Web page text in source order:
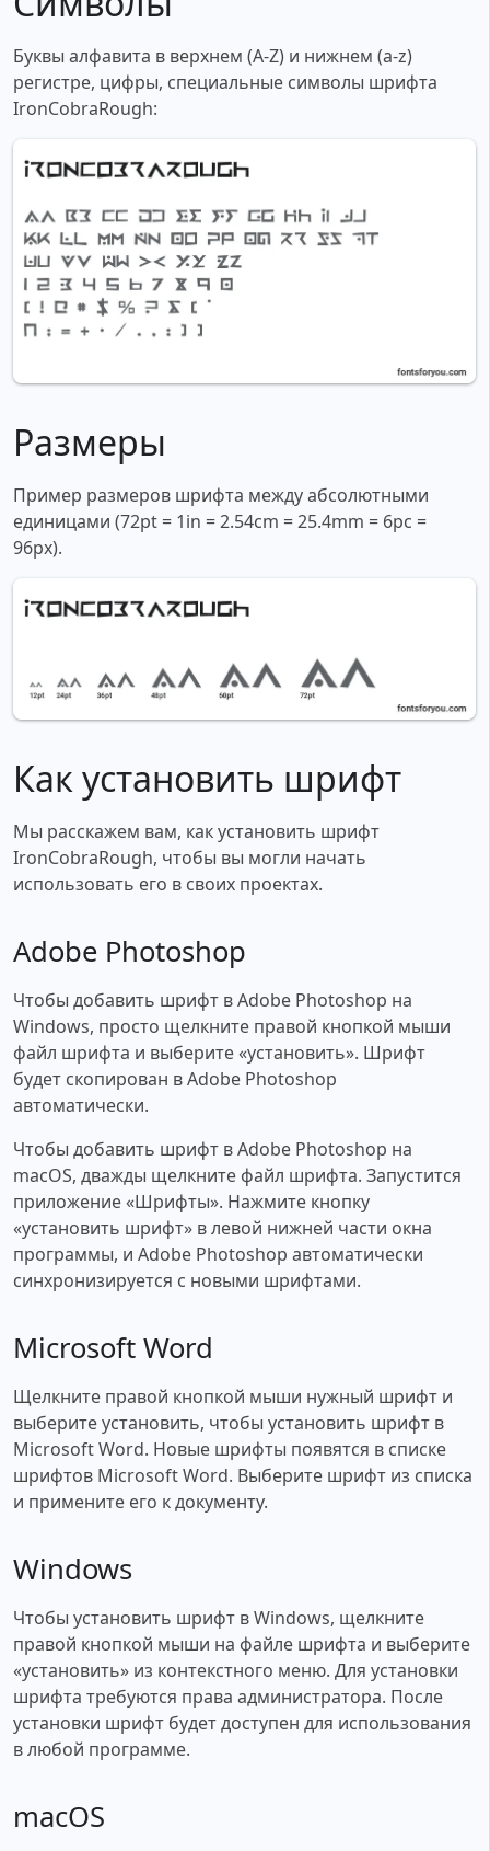
Буквы алфавита в верхнем (A-Z) и нижнем (a-z)
регистре, цифры, специальные символы шрифта
IronCobraRough:
Размеры
Пример размеров шрифта между абсолютными
единицами (72pt = 1in = 2.54cm = 25.4mm = 6pc =
96px).
Как установить шрифт
Мы расскажем вам, как установить шрифт
IronCobraRough, чтобы вы могли начать
использовать его в своих проектах.
Adobe Photoshop
Чтобы добавить шрифт в Adobe Photoshop на
Windows, просто щелкните правой кнопкой мыши
файл шрифта и выберите «установить». Шрифт
будет скопирован в Adobe Photoshop
автоматически.
Чтобы добавить шрифт в Adobe Photoshop на
macOS, дважды щелкните файл шрифта. Запустится
приложение «Шрифты». Нажмите кнопку
«установить шрифт» в левой нижней части окна
программы, и Adobe Photoshop автоматически
синхронизируется с новыми шрифтами.
Microsoft Word
Щелкните правой кнопкой мыши нужный шрифт и
выберите установить, чтобы установить шрифт в
Microsoft Word. Новые шрифты появятся в списке
шрифтов Microsoft Word. Выберите шрифт из списка
и примените его к документу.
Windows
Чтобы установить шрифт в Windows, щелкните
правой кнопкой мыши на файле шрифта и выберите
«установить» из контекстного меню. Для установки
шрифта требуются права администратора. После
установки шрифт будет доступен для использования
в любой программе.
macOS